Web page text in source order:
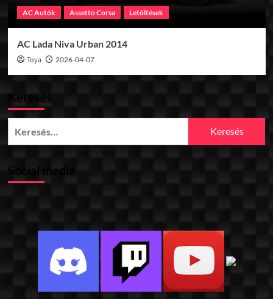
AC Autók Assetto Corsa Letöltések
AC Lada Niva Urban 2014
Toya 2026-04-07
Keresés
Social media